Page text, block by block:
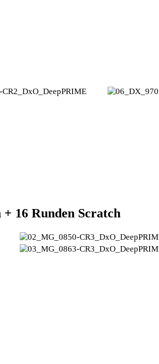
16 Runden Scratch